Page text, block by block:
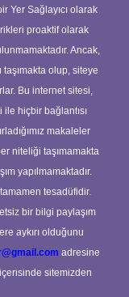
Yer Sağlayıcı olarak
proaktif olarak
Ancak,
olup, siteye
Bu internet sitesi,
hiçbir bağlantısı
makaleler
niteliği taşımamakta
yapılmamaktadır.
tesadüfidir.
bir bilgi paylaşım
aykırı olduğunu
adresine
sitemizden